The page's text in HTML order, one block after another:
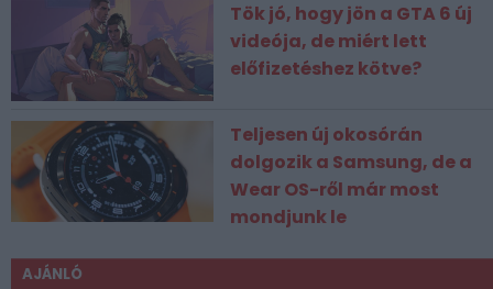
Tök jó, hogy jön a GTA 6 új
videója, de miért lett
előfizetéshez kötve?
Teljesen új okosórán
dolgozik a Samsung, de a
Wear OS-ről már most
mondjunk le
AJÁNLÓ